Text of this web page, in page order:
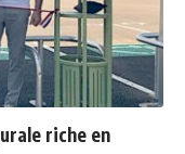
riche en